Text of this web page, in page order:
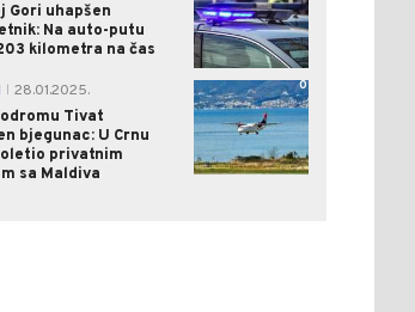
Gori uhapšen
Na auto-putu
kilometra na čas
28.01.2025.
Tivat
bjegunac: U Crnu
privatnim
sa Maldiva
0